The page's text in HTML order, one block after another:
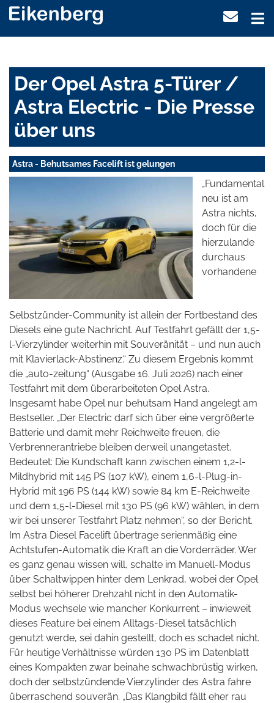
Der Opel Astra 5-Türer /
Astra Electric - Die Presse
über uns
Astra - Behutsames Facelift ist gelungen
„Fundamental
neu ist am
Astra nichts,
doch für die
hierzulande
durchaus
vorhandene
Selbstzünder-Community ist allein der Fortbestand des
Diesels eine gute Nachricht. Auf Testfahrt gefällt der 1,5-
l-Vierzylinder weiterhin mit Souveränität – und nun auch
mit Klavierlack-Abstinenz.“ Zu diesem Ergebnis kommt
die „auto-zeitung“ (Ausgabe 16. Juli 2026) nach einer
Testfahrt mit dem überarbeiteten Opel Astra.
Insgesamt habe Opel nur behutsam Hand angelegt am
Bestseller. „Der Electric darf sich über eine vergrößerte
Batterie und damit mehr Reichweite freuen, die
Verbrennerantriebe bleiben derweil unangetastet.
Bedeutet: Die Kundschaft kann zwischen einem 1,2-l-
Mildhybrid mit 145 PS (107 kW), einem 1,6-l-Plug-in-
Hybrid mit 196 PS (144 kW) sowie 84 km E-Reichweite
und dem 1,5-l-Diesel mit 130 PS (96 kW) wählen, in dem
wir bei unserer Testfahrt Platz nehmen“, so der Bericht.
Im Astra Diesel Facelift übertrage serienmäßig eine
Achtstufen-Automatik die Kraft an die Vorderräder. Wer
es ganz genau wissen will, schalte im Manuell-Modus
über Schaltwippen hinter dem Lenkrad, wobei der Opel
selbst bei höherer Drehzahl nicht in den Automatik-
Modus wechsele wie mancher Konkurrent – inwieweit
dieses Feature bei einem Alltags-Diesel tatsächlich
genutzt werde, sei dahin gestellt, doch es schadet nicht.
Für heutige Verhältnisse würden 130 PS im Datenblatt
eines Kompakten zwar beinahe schwachbrüstig wirken,
doch der selbstzündende Vierzylinder des Astra fahre
überraschend souverän. „Das Klangbild fällt eher rau